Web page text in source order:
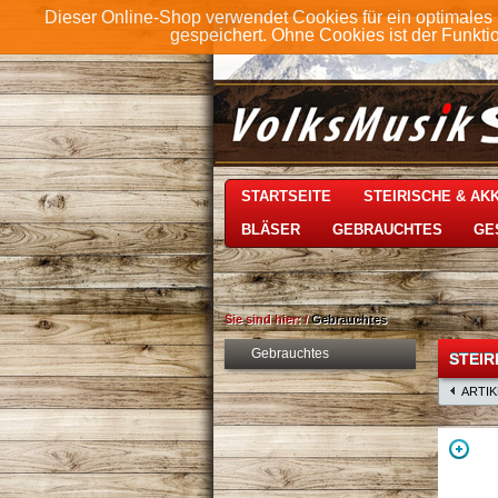
Dieser Online-Shop verwendet Cookies für ein
gespeichert. Ohne Cookies ist der
STARTSEITE STEIRISCHE &
BLÄSER GEBRAUCHTES
Sie sind hier:/Gebrauchtes
Gebrauchtes